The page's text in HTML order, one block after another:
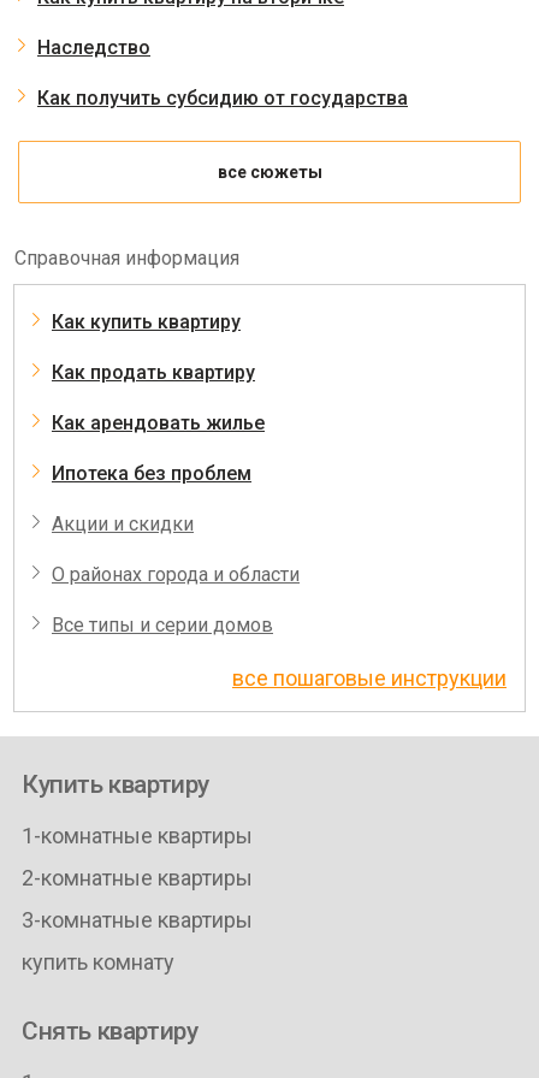
Наследство
Как получить субсидию от государства
все сюжеты
Справочная информация
Как купить квартиру
Как продать квартиру
Как арендовать жилье
Ипотека без проблем
Акции и скидки
О районах города и области
Все типы и серии домов
все пошаговые инструкции
Купить квартиру
1-комнатные квартиры
2-комнатные квартиры
3-комнатные квартиры
купить комнату
Снять квартиру